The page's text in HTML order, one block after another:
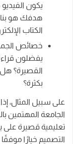
يكون
هدفك هو
الكتاب
خصائص
يفضلون
القصيرة؟
بكثرة؟
على سبيل المثال،
الجامعة المهتمين
تعليمية قصيرة على
التصميم خيارًا